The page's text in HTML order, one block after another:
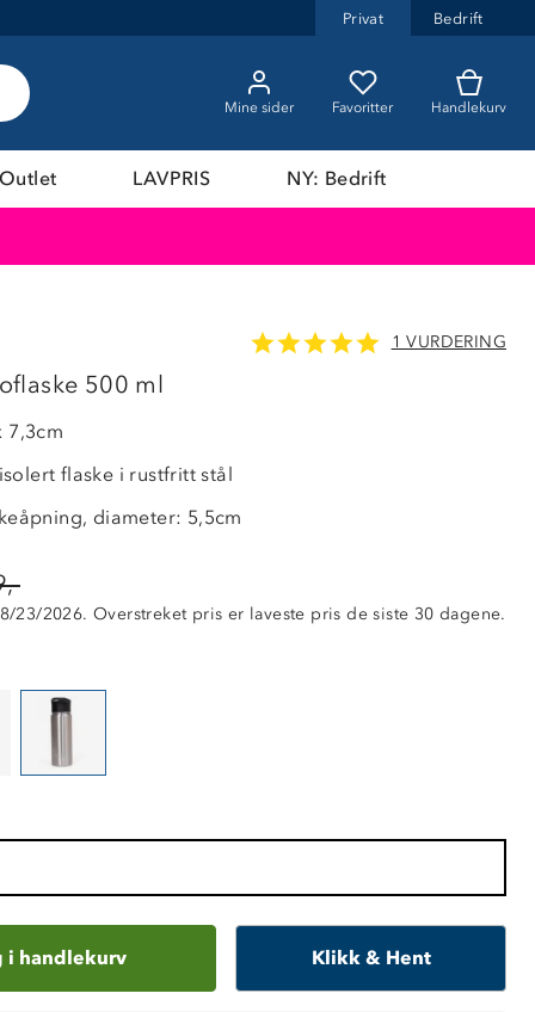
Privat Bedrift
Mine sider Favoritter Handlekurv
LAVPRIS NY: Bedrift
1 VURDERING
500 ml
7,3cm
flaske i rustfritt stål
diameter: 5,5cm
23/2026. Overstreket pris er laveste pris de siste 30 dagene.
i handlekurv Klikk & Hent